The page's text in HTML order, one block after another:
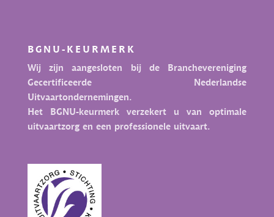
BGNU-KEURMERK
Wij zijn aangesloten bij de Branchevereniging
Gecertificeerde Nederlandse
Uitvaartondernemingen.
Het BGNU-keurmerk verzekert u van optimale
uitvaartzorg en een professionele uitvaart.